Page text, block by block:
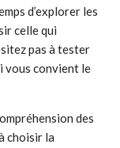
d’explorer les
celle qui
pas à tester
vous convient le
des
choisir la